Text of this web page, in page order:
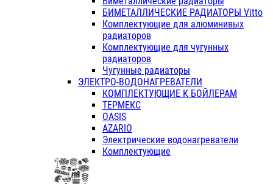
БИМЕТАЛЛИЧЕСКИЕ РАДИАТОРЫ Vitto
Комплектующие для алюминивых
радиаторов
Комплектующие для чугунных
радиаторов
Чугунные радиаторы
ЭЛЕКТРО-ВОДОНАГРЕВАТЕЛИ
КОМПЛЕКТУЮЩИЕ К БОЙЛЕРАМ
ТЕРМЕКС
OASIS
AZARIO
Электрические водонагреватели
Комплектующие